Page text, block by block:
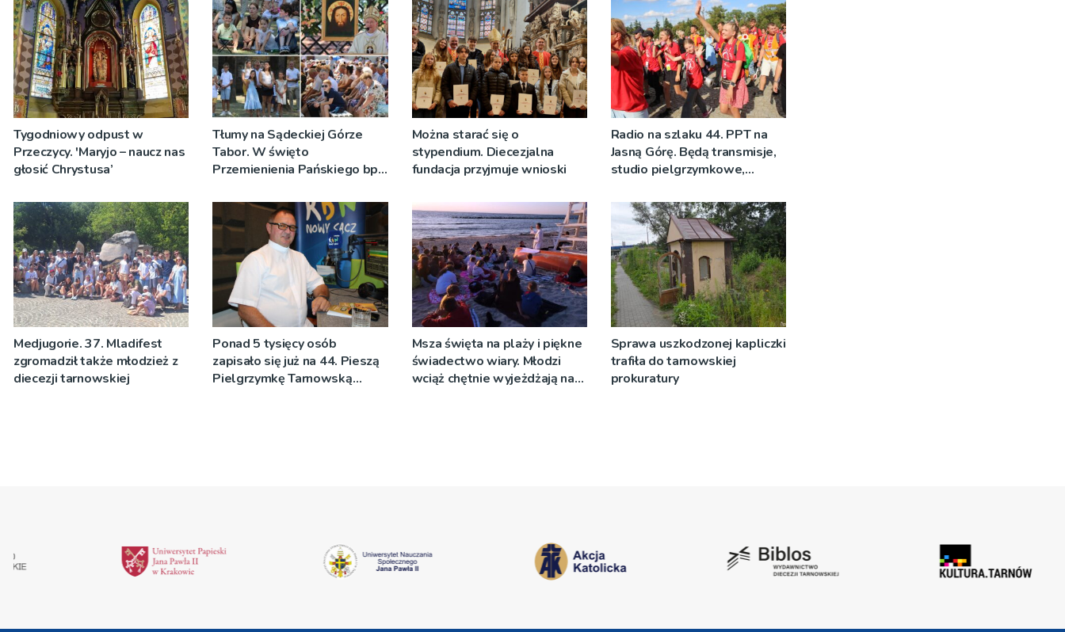
Tygodniowy odpust w
Przeczycy. 'Maryjo – naucz nas
głosić Chrystusa’
Tłumy na Sądeckiej Górze
Tabor. W święto
Przemienienia Pańskiego bp
Sakramentów [ZDJĘCIA]
Można starać się o
stypendium. Diecezjalna
fundacja przyjmuje wnioski
Radio na szlaku 44. PPT na
Jasną Górę. Będą transmisje,
studio pielgrzymkowe,
Medjugorie. 37. Mladifest
zgromadził także młodzież z
diecezji tarnowskiej
Ponad 5 tysięcy osób
zapisało się już na 44. Pieszą
Pielgrzymkę Tarnowską
Msza święta na plaży i piękne
świadectwo wiary. Młodzi
wciąż chętnie wyjeżdżają na
Sprawa uszkodzonej kapliczki
trafiła do tarnowskiej
prokuratury